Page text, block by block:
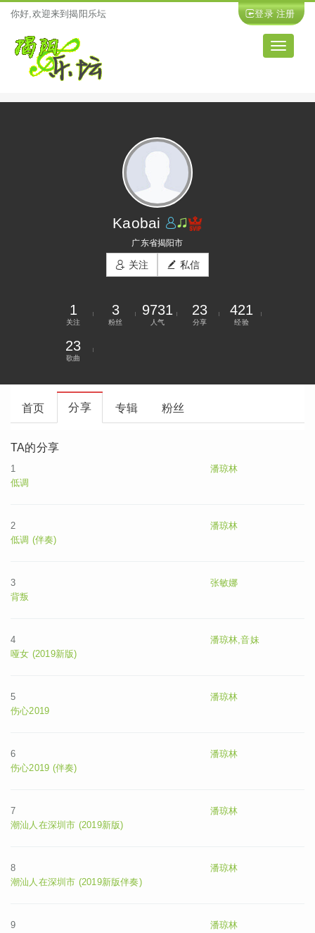
你好,欢迎来到揭阳乐坛 登录 注册
导
航
Kaobai
广东省揭阳市
关注 私信
1
关注
3
粉丝
9731
人气
23
分享
421
经验
23
歌曲
首页 分享 专辑 粉丝
TA的分享
1
低调
潘琼林
2
低调 (伴奏)
潘琼林
3
背叛
张敏娜
4
哑女 (2019新版)
潘琼林,音妹
5
伤心2019
潘琼林
6
伤心2019 (伴奏)
潘琼林
7
潮汕人在深圳市 (2019新版)
潘琼林
8
潮汕人在深圳市 (2019新版伴奏)
潘琼林
9
潘琼林